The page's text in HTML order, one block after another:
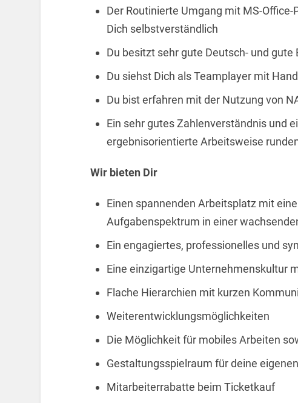
Der Routinierte Umgang mit MS-
Dich selbstverständlich
Du besitzt sehr gute Deutsch- und gute
Du siehst Dich als Teamplayer mit
Du bist erfahren mit der Nutzung von
Ein sehr gutes Zahlenverständnis und
ergebnisorientierte Arbeitsweise
Wir bieten Dir
Einen spannenden Arbeitsplatz mit
Aufgabenspektrum in einer
Ein engagiertes, professionelles und
Eine einzigartige Unternehmenskultur
Flache Hierarchien mit kurzen
Weiterentwicklungsmöglichkeiten
Die Möglichkeit für mobiles Arbeiten
Gestaltungsspielraum für deine
Mitarbeiterrabatte beim Ticketkauf